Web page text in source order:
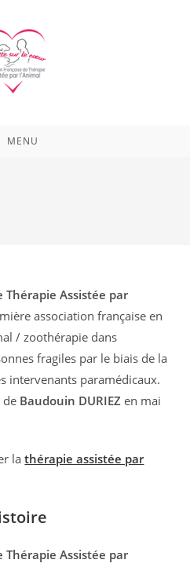
MENU
Thérapie Assistée par
association française en
/ zoothérapie dans
fragiles par le biais de la
intervenants paramédicaux.
de Baudouin DURIEZ en mai
lathérapie assistée par
Thérapie Assistée par